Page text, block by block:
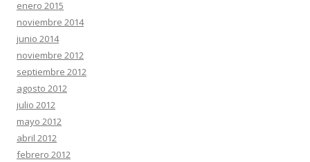
enero 2015
noviembre 2014
junio 2014
noviembre 2012
septiembre 2012
agosto 2012
julio 2012
mayo 2012
abril 2012
febrero 2012